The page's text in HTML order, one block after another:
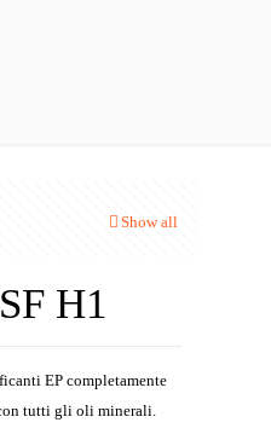
Show all
H1
EP completamente
tutti gli oli minerali.